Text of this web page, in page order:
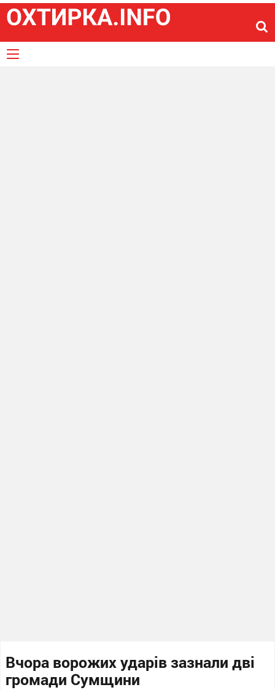
Вчора ворожих ударів зазнали дві
громади Сумщини